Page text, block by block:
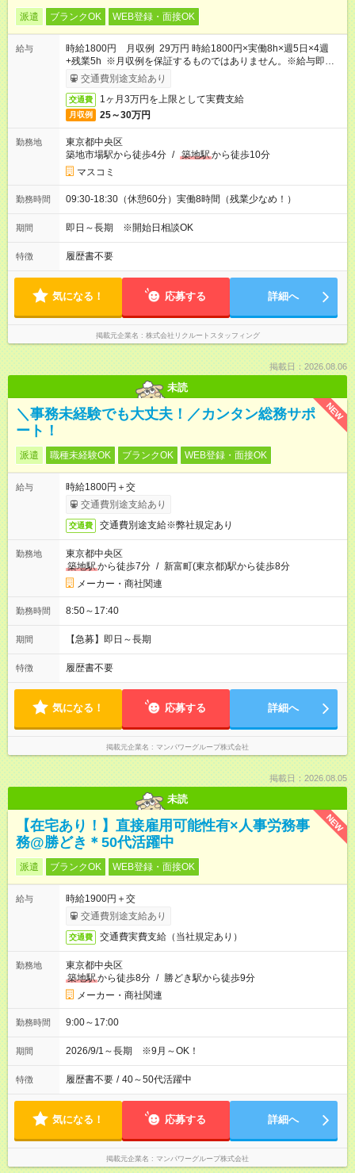
派遣 ブランクOK WEB登録・面接OK
給与
時給1800円 月収例 29万円 時給1800円×実働8h×週5日×4週
+残業5h ※月収例を保証するものではありません。※給与即受取
りサービス利用可（利用条件有）
交通費別途支給あり
交通費 1ヶ月3万円を上限として実費支給
月収例 25～30万円
勤務地
東京都中央区
築地市場駅から徒歩4分 / 築地駅から徒歩10分
マスコミ
勤務時間 09:30-18:30（休憩60分）実働8時間（残業少なめ！）
期間 即日～長期 ※開始日相談OK
特徴 履歴書不要
気になる！ 応募する 詳細へ
掲載元企業名 株式会社リクルートスタッフィング
掲載日：2026.08.06
未読
NEW
＼事務未経験でも大丈夫！／カンタン総務サポ
ート！
派遣 職種未経験OK ブランクOK WEB登録・面接OK
給与
時給1800円＋交
交通費別途支給あり
交通費 交通費別途支給※弊社規定あり
勤務地
東京都中央区
築地駅から徒歩7分 / 新富町(東京都)駅から徒歩8分
メーカー・商社関連
勤務時間 8:50～17:40
期間 【急募】即日～長期
特徴 履歴書不要
気になる！ 応募する 詳細へ
掲載元企業名 マンパワーグループ株式会社
掲載日：2026.08.05
未読
NEW
【在宅あり！】直接雇用可能性有×人事労務事
務@勝どき＊50代活躍中
派遣 ブランクOK WEB登録・面接OK
給与
時給1900円＋交
交通費別途支給あり
交通費 交通費実費支給（当社規定あり）
勤務地
東京都中央区
築地駅から徒歩8分 / 勝どき駅から徒歩9分
メーカー・商社関連
勤務時間 9:00～17:00
期間 2026/9/1～長期 ※9月～OK！
特徴 履歴書不要 / 40～50代活躍中
気になる！ 応募する 詳細へ
掲載元企業名 マンパワーグループ株式会社